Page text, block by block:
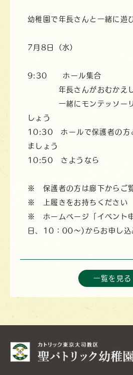
幼稚園で年長さんと一緒に遊
7月8日（水）
9:30 ホール集合
年長さんがおむかえ
一緒にモンテッソーリ
しょう
10:30 ホールで保護者の方
ましょう
10:50 さようなら
※ 保護者の方は廊下からご
※ 上履きをお持ちください
※ ホームページ「イベント
日、10：00〜)からお申し込
一覧を見る